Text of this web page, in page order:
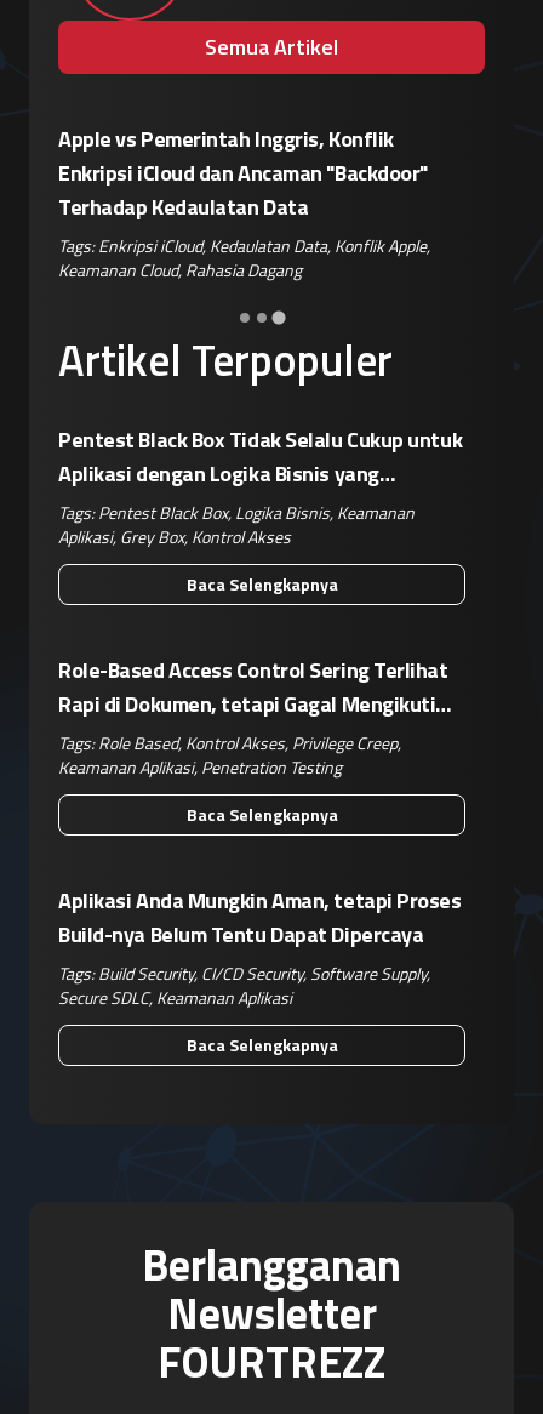
Semua Artikel
Artikel Terpopuler
Pentest Black Box Tidak Selalu Cukup untuk
Aplikasi dengan Logika Bisnis yang
Kompleks
Tags:Pentest Black Box,Logika Bisnis,Keamanan
Aplikasi,Grey Box,Kontrol Akses
Baca Selengkapnya
Role-Based Access Control Sering Terlihat
Rapi di Dokumen, tetapi Gagal Mengikuti
Operasional Nyata
Tags:Role Based,Kontrol Akses,Privilege Creep,
Keamanan Aplikasi,Penetration Testing
Baca Selengkapnya
Aplikasi Anda Mungkin Aman, tetapi Proses
Build-nya Belum Tentu Dapat Dipercaya
Tags:Build Security,CI/CD Security,Software Supply,
Secure SDLC,Keamanan Aplikasi
Baca Selengkapnya
Eskalasi Perang Teknologi, China
Siapkan Retaliasi Terhadap Kebijakan
Pemblokiran Robot dan Inverter oleh AS
Tags:Perang Teknologi,Kebijakan AS,Retaliasi China
Keamanan IoT,Risiko Pasok
Berlangganan
Newsletter
FOURTREZZ